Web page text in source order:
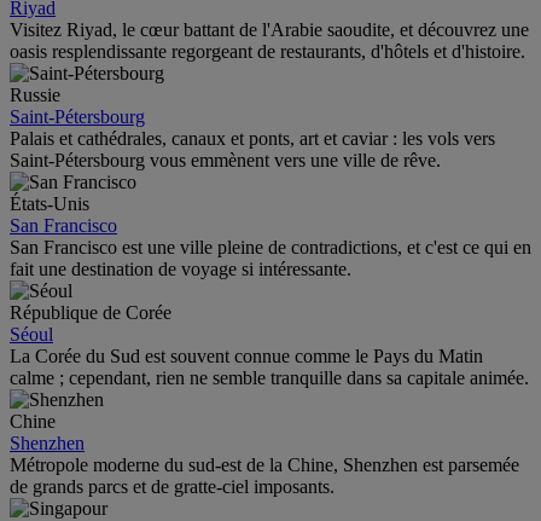
Riyad
Visitez Riyad, le cœur battant de l'Arabie saoudite, et découvrez une
oasis resplendissante regorgeant de restaurants, d'hôtels et d'histoire.
Russie
Saint-Pétersbourg
Palais et cathédrales, canaux et ponts, art et caviar : les vols vers
Saint-Pétersbourg vous emmènent vers une ville de rêve.
États-Unis
San Francisco
San Francisco est une ville pleine de contradictions, et c'est ce qui en
fait une destination de voyage si intéressante.
République de Corée
Séoul
La Corée du Sud est souvent connue comme le Pays du Matin
calme ; cependant, rien ne semble tranquille dans sa capitale animée.
Chine
Shenzhen
Métropole moderne du sud-est de la Chine, Shenzhen est parsemée
de grands parcs et de gratte-ciel imposants.